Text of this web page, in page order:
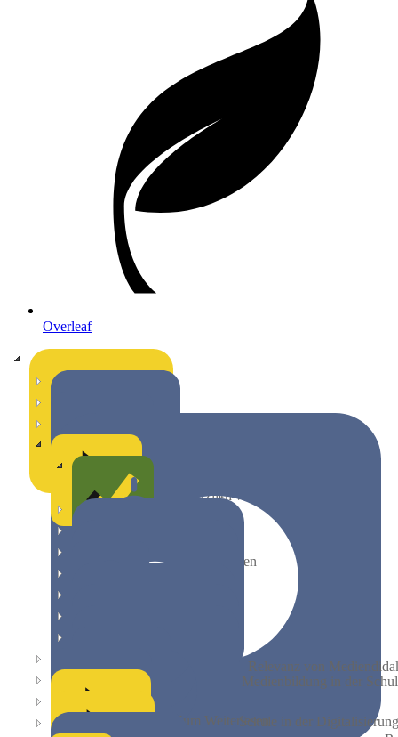
Overleaf
Herzlich willkommen!
Kompetenzen
Relevanz von
Medienbildung in der
Schule in der Digitalisierung
Zum Weiterlesen